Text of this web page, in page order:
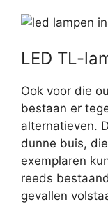
LED TL-
Ook voor die
bestaan er
alternatieven.
dunne buis,
exemplaren
reeds
gevallen